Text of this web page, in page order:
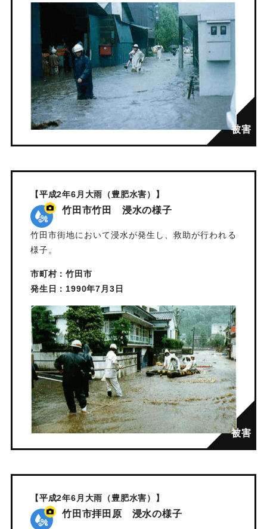
【平成2年6月大雨（豊肥水害）】
竹田市竹田 浸水の様子
竹田市街地において浸水が発生し、救助が行われる
様子。
市町村：竹田市
発生日：1990年7月3日
【平成2年6月大雨（豊肥水害）】
竹田市拝田原 浸水の様子